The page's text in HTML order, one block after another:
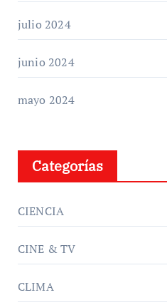
julio 2024
junio 2024
mayo 2024
Categorías
CIENCIA
CINE & TV
CLIMA